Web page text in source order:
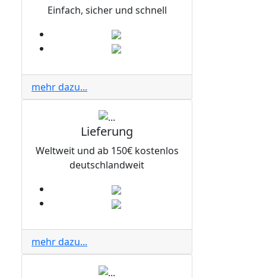
Einfach, sicher und schnell
mehr dazu...
Lieferung
Weltweit und ab 150€ kostenlos
deutschlandweit
mehr dazu...